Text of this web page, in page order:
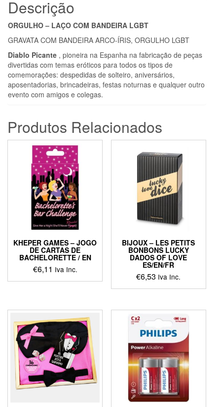
Descrição
ORGULHO – LAÇO COM BANDEIRA LGBT
GRAVATA COM BANDEIRA ARCO-ÍRIS, ORGULHO LGBT
Diablo Picante , pioneira na Espanha na fabricação de peças
divertidas com temas eróticos para todos os tipos de
comemorações: despedidas de solteiro, aniversários,
aposentadorias, brincadeiras, festas noturnas e qualquer outro
evento com amigos e colegas.
Produtos Relacionados
KHEPER GAMES – JOGO
DE CARTAS DE
BACHELORETTE / EN
€6,11 Iva Inc.
BIJOUX – LES PETITS
BONBONS LUCKY
DADOS OF LOVE
ES/EN/FR
€6,53 Iva Inc.